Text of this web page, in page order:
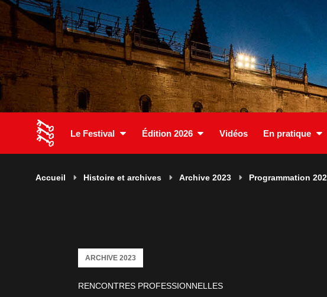
Le Festival Édition 2026 Vidéos En pratique
Accueil Histoire et archives Archive 2023 Programmation
RENCONTRES PROFESSIONNELLES
ARCHIVE 2023